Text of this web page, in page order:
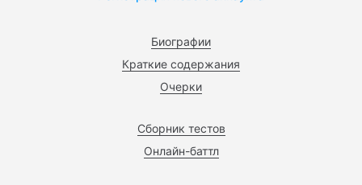
Биографии
Краткие содержания
Очерки
Сборник тестов
Онлайн-баттл